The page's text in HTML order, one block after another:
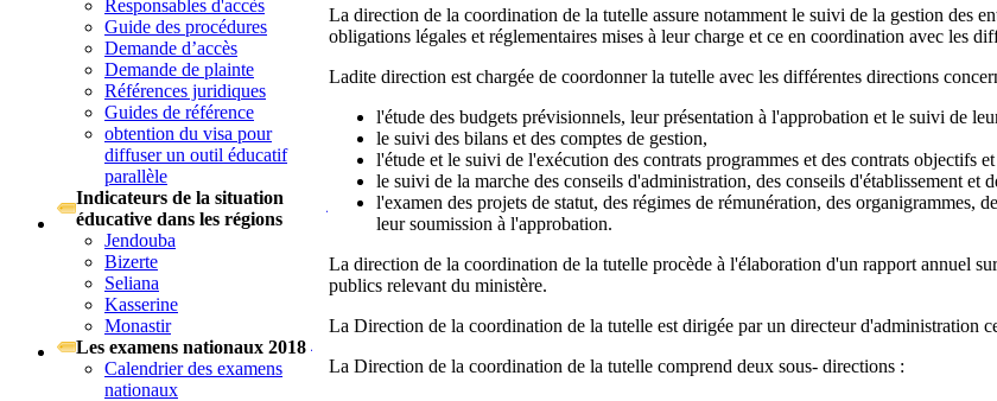
Responsables d'accès
Guide des procédures
Demande d’accès
Demande de plainte
Références juridiques
Guides de référence
obtention du visa pour
diffuser un outil éducatif
parallèle
Indicateurs de la situation
éducative dans les régions
Jendouba
Bizerte
Seliana
Kasserine
Monastir
Les examens nationaux 2018
Calendrier des examens
nationaux
La direction de la coordination de la tutelle assure notamment le suivi de la gestion des
obligations légales et réglementaires mises à leur charge et ce en coordination avec les
Ladite direction est chargée de coordonner la tutelle avec les différentes directions
l'étude des budgets prévisionnels, leur présentation à l'approbation et le suivi de
le suivi des bilans et des comptes de gestion,
l'étude et le suivi de l'exécution des contrats programmes et des contrats objectifs
le suivi de la marche des conseils d'administration, des conseils d'établissement et
l'examen des projets de statut, des régimes de rémunération, des
leur soumission à l'approbation.
La direction de la coordination de la tutelle procède à l'élaboration d'un rapport annuel
publics relevant du ministère.
La Direction de la coordination de la tutelle est dirigée par un directeur d'administration
La Direction de la coordination de la tutelle comprend deux sous- directions :